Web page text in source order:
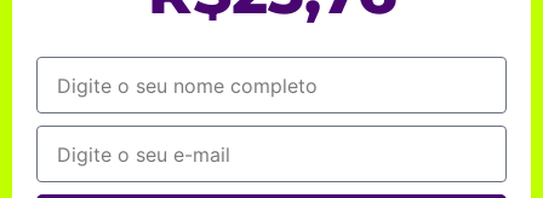
Portuguesa. Sou especialista em concursos
o seu aprendizado, colocando-me à sua
disposição para tornar o seu sonho algo possível
de se conquistar.